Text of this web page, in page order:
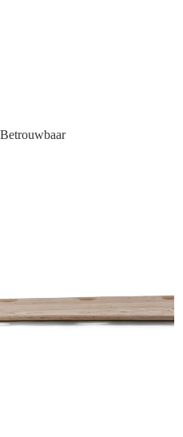
Betrouwbaar